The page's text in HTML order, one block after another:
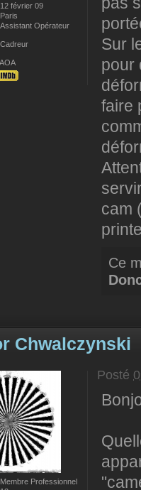
12 février 09
Paris
Assistant Opérateur
Cadreur
AOA
Sur
pour
faire
cam
Ce
Chwalczynski
Membre Professionnel
Posté